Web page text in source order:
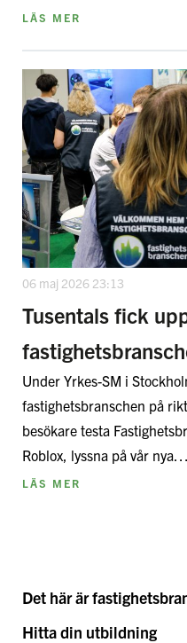
LÄS MER
06 maj 2026 23:13
Tusentals fick
Under Yrkes-SM i
fastighetsbranschen på
besökare testa
Roblox, lyssna på vår nya…
LÄS MER
Det här är
Hitta din utbildning